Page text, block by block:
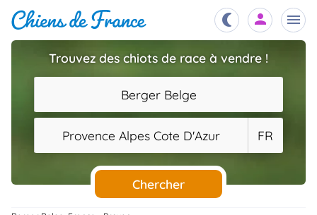
Chiots
Éleveurs
Étalons
Chiens
Trouvez des chiots de race à vendre !
Berger Belge
Provence Alpes Cote D'Azur FR
Chercher